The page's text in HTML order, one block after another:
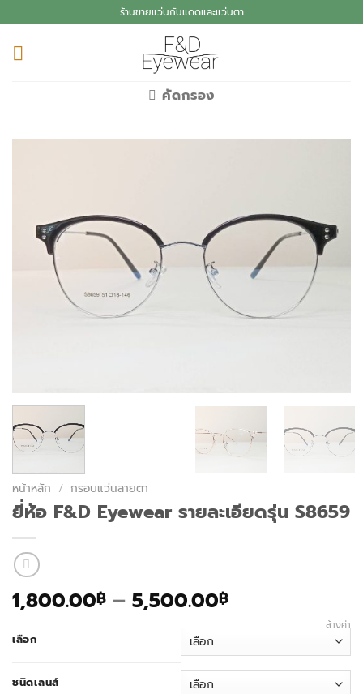
to
content
ร้านขายแว่นกันแดดและแว่นตา
คัดกรอง
หน้าหลัก / กรอบแว่นสายตา
ยี่ห้อ F&D Eyewear รายละเอียดรุ่น S8659
1,800.00฿ – 5,500.00฿Price
through
5,500.00฿
เลือก
ชนิดเลนส์
ล้างค่า